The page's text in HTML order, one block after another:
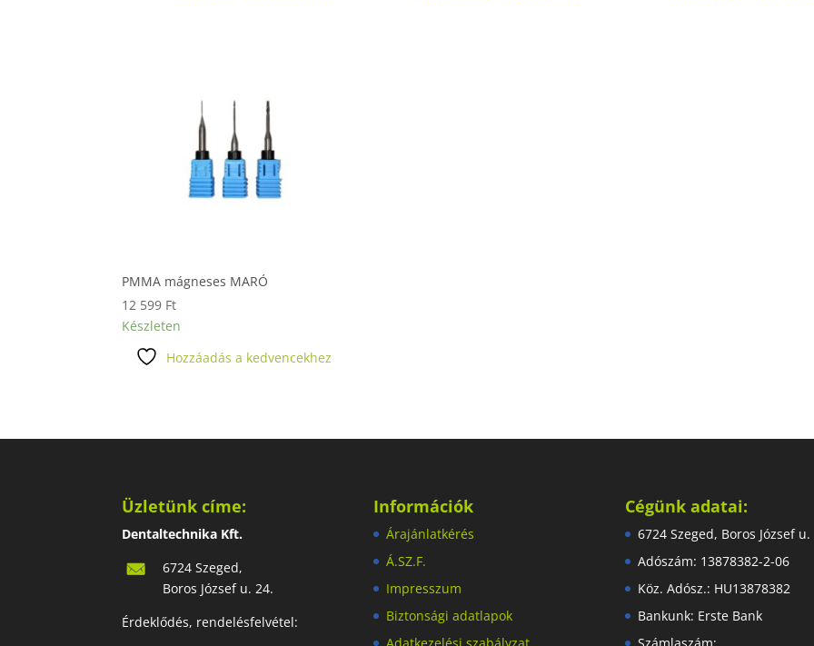
PMMA mágneses MARÓ
12 599 Ft
Készleten
Hozzáadás a kedvencekhez
Üzletünk címe:
Dentaltechnika Kft.
6724 Szeged,
Boros József u. 24.
Érdeklődés, rendelésfelvétel:
Információk
Árajánlatkérés
Á.SZ.F.
Impresszum
Biztonsági adatlapok
Cégünk adatai:
6724 Szeged, Boros József u.
Adószám: 13878382-2-06
Köz. Adósz.: HU13878382
Bankunk: Erste Bank